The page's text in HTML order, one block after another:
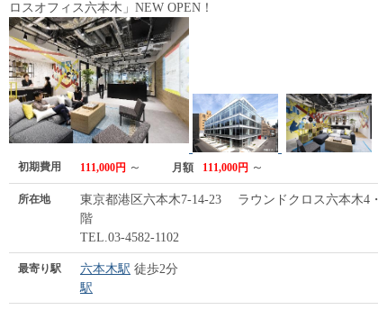
ロスオフィス六本木」NEW OPEN！
初期費用 111,000円 ～ 月額 111,000円 ～
所在地
東京都港区六本木7-14-23 ラウンドクロス六本木4・
階
TEL.03-4582-1102
最寄り駅 六本木駅 徒歩2分
駅